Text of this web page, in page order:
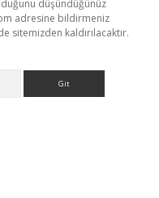
düşündüğünüz
adresine bildirmeniz
sitemizden kaldırılacaktır.